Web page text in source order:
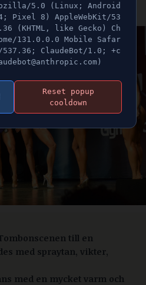
till en
med spraytan, vikter,
med en mycket varm och
5.0 (Linux; Android
Pixel 8) AppleWebKit/53
(KHTML, like Gecko) Ch
131.0.0.0 Mobile Safar
ClaudeBot/1.0; +c
Reset popup
cooldown